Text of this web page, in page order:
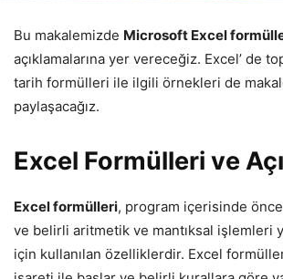
Bu makalemizde Microsoft Excel
açıklamalarına yer vereceğiz. Excel’ de
tarih formülleri ile ilgili örnekleri de
paylaşacağız.
Excel Formülleri ve
Excel formülleri, program içerisinde
ve belirli aritmetik ve mantıksal işlemleri
için kullanılan özelliklerdir. Excel